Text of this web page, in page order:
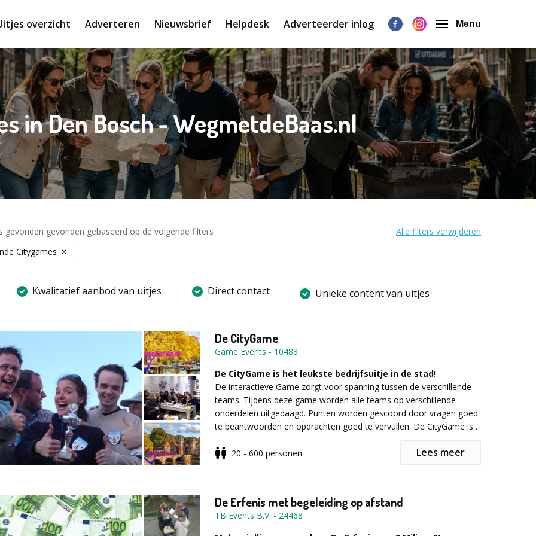
overzicht Adverteren Nieuwsbrief Helpdesk Adverteerder inlog Menu
in Den Bosch - WegmetdeBaas.nl
gevonden gevonden gebaseerd op de volgende filters
Alle filters verwijderen
Citygames
Kwalitatief aanbod van uitjes Direct contact Unieke content van uitjes
De CityGame
Game Events - 10488
De CityGame is het leukste bedrijfsuitje in de stad!
De interactieve Game zorgt voor spanning tussen de verschillende
teams. Tijdens deze game worden alle teams op verschillende
onderdelen uitgedaagd. Punten worden gescoord door vragen goed
te beantwoorden en opdrachten goed te vervullen. De CityGame is
Zijn er nog bonusvragen beschikbaar en hebben we nog berichten
gekregen van andere teams?
20 - 600 personen Lees meer
De Erfenis met begeleiding op afstand
TB Events B.V. - 24468